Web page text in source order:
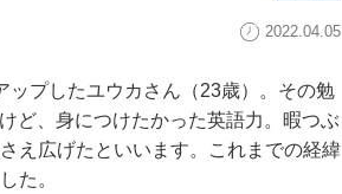
2022.04.05
ップしたユウカさん（23歳）。その勉
ど、身につけたかった英語力。暇つぶ
え広げたといいます。これまでの経緯
た。